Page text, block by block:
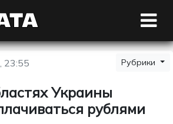
23:55 Рубрики
Украины
рублями